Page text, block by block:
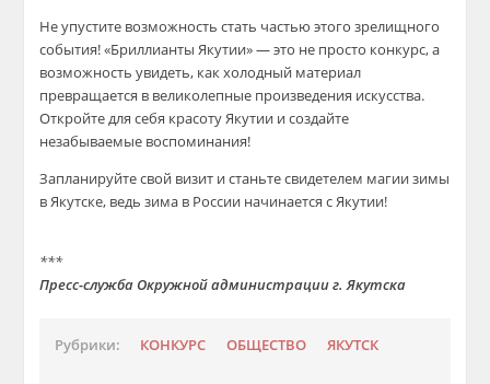
Не упустите возможность стать частью этого зрелищного
события! «Бриллианты Якутии» — это не просто конкурс, а
возможность увидеть, как холодный материал
превращается в великолепные произведения искусства.
Откройте для себя красоту Якутии и создайте
незабываемые воспоминания!
Запланируйте свой визит и станьте свидетелем магии зимы
в Якутске, ведь зима в России начинается с Якутии!
***
Пресс-служба Окружной администрации г. Якутска
Рубрики: КОНКУРС ОБЩЕСТВО ЯКУТСК